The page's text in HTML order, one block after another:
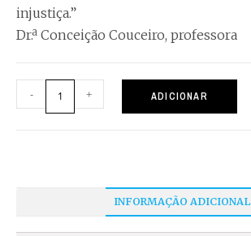
injustiça.”
Dr.ª Conceição Couceiro, professora
- + ADICIONAR
INFORMAÇÃO ADICIONAL